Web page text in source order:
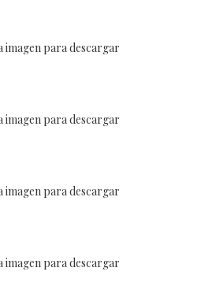
imagen para descargar
imagen para descargar
imagen para descargar
imagen para descargar